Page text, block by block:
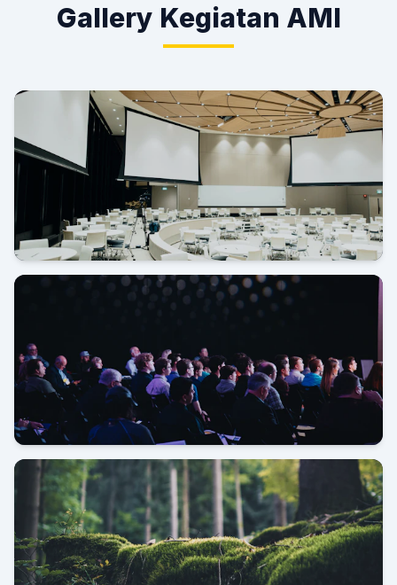
Gallery Kegiatan AMI
Grand Launching AMI di Novotel
Pameran JIExpo Kemayoran